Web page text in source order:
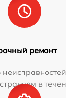
ремонт
в